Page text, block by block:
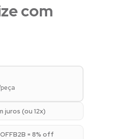
com
juros (ou 12x)
= 8% off